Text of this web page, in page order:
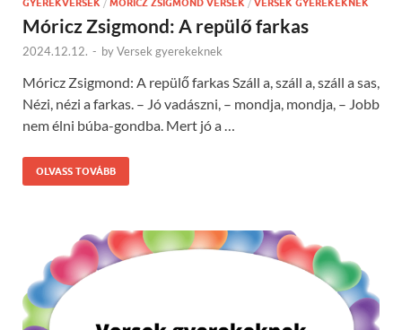
GYEREKVERSEK / MÓRICZ ZSIGMOND VERSEK / VERSEK GYEREKEKNEK
Móricz Zsigmond: A repülő farkas
2024.12.12. - byVersek gyerekeknek
Móricz Zsigmond: A repülő farkas Száll a, száll a, száll a sas,
Nézi, nézi a farkas. – Jó vadászni, – mondja, mondja, – Jobb
nem élni búba-gondba. Mert jó a …
OLVASS TOVÁBB